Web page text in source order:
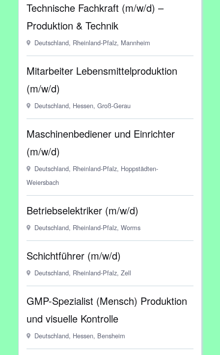
Technische Fachkraft (m/w/d) –
Produktion & Technik
Deutschland, Rheinland-Pfalz, Mannheim
Mitarbeiter Lebensmittelproduktion
(m/w/d)
Deutschland, Hessen, Groß-Gerau
Maschinenbediener und Einrichter
(m/w/d)
Deutschland, Rheinland-Pfalz, Hoppstädten-
Weiersbach
Betriebselektriker (m/w/d)
Deutschland, Rheinland-Pfalz, Worms
Schichtführer (m/w/d)
Deutschland, Rheinland-Pfalz, Zell
GMP-Spezialist (Mensch) Produktion
und visuelle Kontrolle
Deutschland, Hessen, Bensheim